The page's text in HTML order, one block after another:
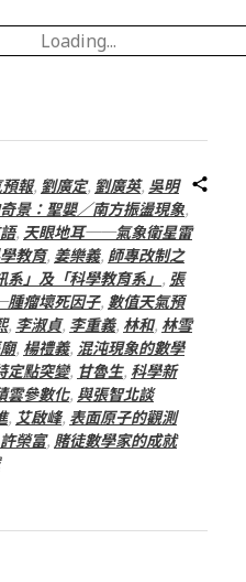
Loading...
報, 劉廣定, 劉廣英, 吳明
景：聖嬰／南方振盪現象,
, 天眼地耳──氣象衛星雷
教育, 姜樂義, 師專改制之
」及「科學教育系」 , 張
瘤壞死因子, 數值天氣預
, 李淑貞, 李重義, 林和, 林雪
, 楊禮義, 混沌現象的數學
定點突變, 甘魯生, 科學新
參數化, 與張智北談
, 艾啟峰, 表面原子的觀測
許榮富, 賭徒數學家的成就